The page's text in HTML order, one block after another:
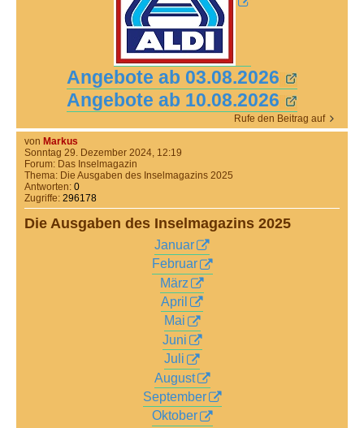
Angebote ab 03.08.2026
Angebote ab 10.08.2026
Rufe den Beitrag auf
von Markus
Sonntag 29. Dezember 2024, 12:19
Forum: Das Inselmagazin
Thema: Die Ausgaben des Inselmagazins 2025
Antworten: 0
Zugriffe: 296178
Die Ausgaben des Inselmagazins 2025
Januar
Februar
März
April
Mai
Juni
Juli
August
September
Oktober